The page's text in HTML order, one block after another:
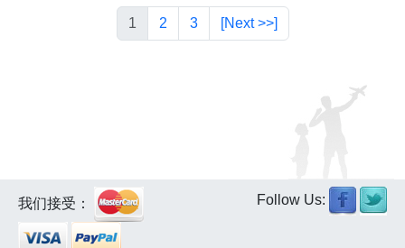
1 2 3 [Next >>]
我们接受： Follow Us: